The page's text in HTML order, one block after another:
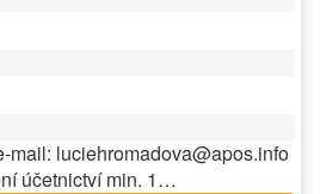
mail: luciehromadova@apos.info
účetnictví min. 1…